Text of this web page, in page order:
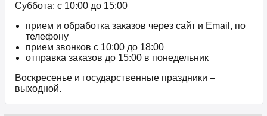
Суббота: с 10:00 до 15:00
прием и обработка заказов через сайт и Email, по
телефону
прием звонков c 10:00 до 18:00
отправка заказов до 15:00 в понедельник
Воскресенье и государственные праздники –
выходной.